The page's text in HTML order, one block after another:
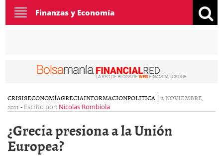
Toggle
navigation
Finanzas y Economía
CRISISECONOMÍAGRECIAINFORMACIONPOLITICA | 2 NOVIEMBRE,
2011 - Escrito por: Nicolas Rombiola
¿Grecia presiona a la Unión
Europea?